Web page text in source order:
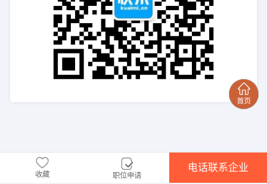
收藏 职位申请
电话联系企业